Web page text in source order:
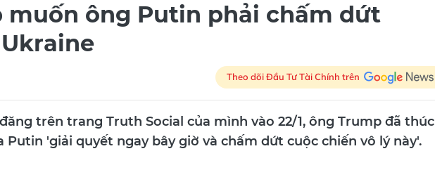
muốn ông Putin phải chấm dứt
Theo dõi Đầu Tư Tài Chính trên
trên trang Truth Social của mình vào 22/1, ông Trump đã thúc
Putin 'giải quyết ngay bây giờ và chấm dứt cuộc chiến vô lý này'.